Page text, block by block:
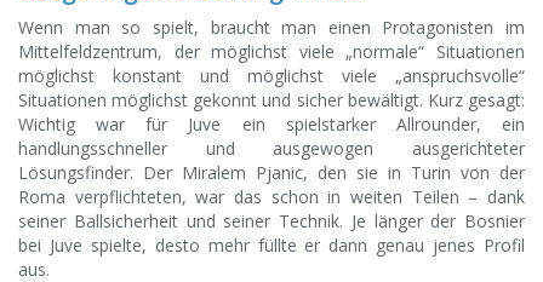
Wenn man so spielt, braucht man einen Protagonisten im
Mittelfeldzentrum, der möglichst viele „normale“ Situationen
möglichst konstant und möglichst viele „anspruchsvolle“
Situationen möglichst gekonnt und sicher bewältigt. Kurz gesagt:
Wichtig war für Juve ein spielstarker Allrounder, ein
handlungsschneller und ausgewogen ausgerichteter
Lösungsfinder. Der Miralem Pjanic, den sie in Turin von der
Roma verpflichteten, war das schon in weiten Teilen – dank
seiner Ballsicherheit und seiner Technik. Je länger der Bosnier
bei Juve spielte, desto mehr füllte er dann genau jenes Profil
aus.